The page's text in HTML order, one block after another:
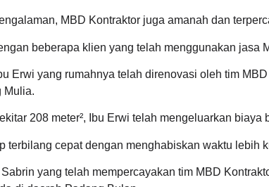
MBD Kontraktor juga amanah dan
beberapa klien yang telah menggunakan jasa
Erwi yang rumahnya telah direnovasi oleh tim
Mulia.
208 meter², Ibu Erwi telah mengeluarkan biaya
terbilang cepat dengan menghabiskan waktu lebih
yang telah mempercayakan tim MBD